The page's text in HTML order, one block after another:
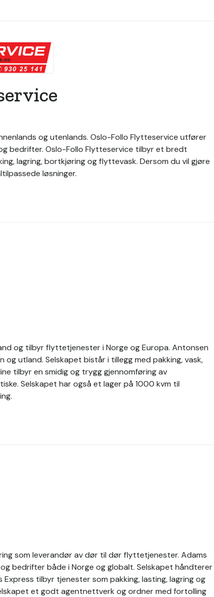
og utenlands. Oslo-Follo Flytteservice utfører
bedrifter. Oslo-Follo Flytteservice tilbyr et bredt
lagring, bortkjøring og flyttevask. Dersom du vil gjøre
løsninger.
og tilbyr flyttetjenester i Norge og Europa. Antonsen
og utland. Selskapet bistår i tillegg med pakking, vask,
tilbyr en smidig og trygg gjennomføring av
Selskapet har også et lager på 1000 kvm til
som leverandør av dør til dør flyttetjenester. Adams
bedrifter både i Norge og globalt. Selskapet håndterer
tilbyr tjenester som pakking, lasting, lagring og
et godt agentnettverk og ordner med fortolling